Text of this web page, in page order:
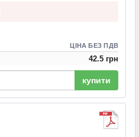
ЦІНА БЕЗ ПДВ
42.5 грн
купити